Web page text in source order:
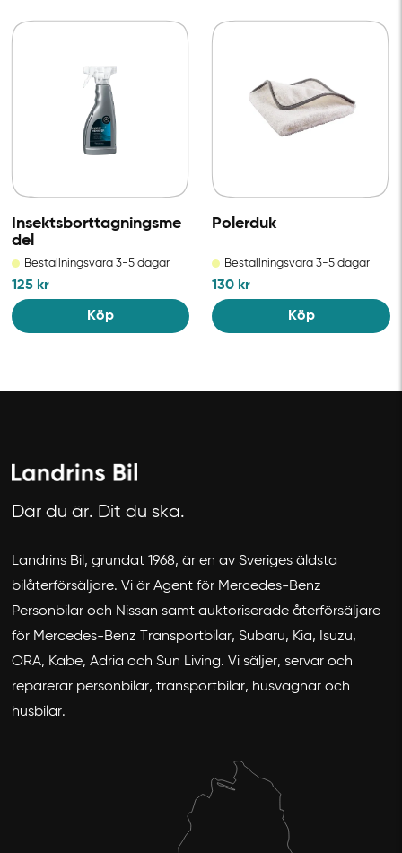
Insektsborttagningsme
del
Beställningsvara 3-5 dagar
125 kr
Köp
Polerduk
Beställningsvara 3-5 dagar
130 kr
Köp
Där du är. Dit du ska.
Landrins Bil, grundat 1968, är en av Sveriges äldsta
bilåterförsäljare. Vi är Agent för Mercedes-Benz
Personbilar och Nissan samt auktoriserade återförsäljare
för Mercedes-Benz Transportbilar, Subaru, Kia, Isuzu,
ORA, Kabe, Adria och Sun Living. Vi säljer, servar och
reparerar personbilar, transportbilar, husvagnar och
husbilar.